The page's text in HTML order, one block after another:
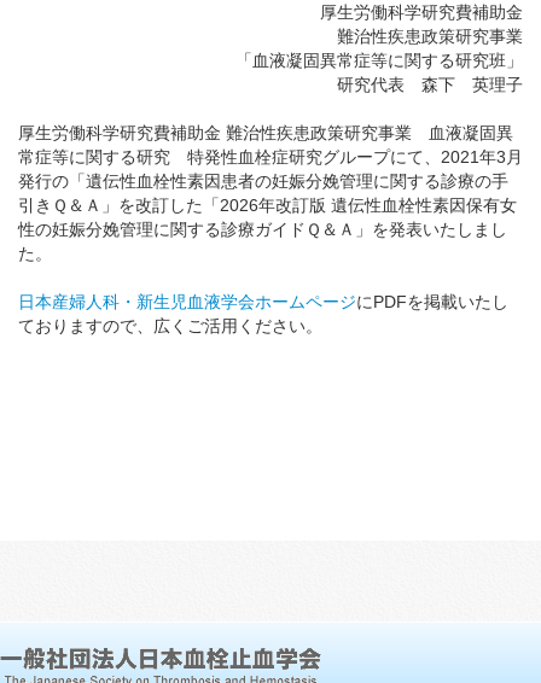
日本語
厚生労働科学研究費補助金
難治性疾患政策研究事業
「血液凝固異常症等に関する研究班」
研究代表 森下 英理子
厚生労働科学研究費補助金 難治性疾患政策研究事業 血液凝固異
常症等に関する研究 特発性血栓症研究グループにて、2021年3月
発行の「遺伝性血栓性素因患者の妊娠分娩管理に関する診療の手
引きＱ＆Ａ」を改訂した「2026年改訂版 遺伝性血栓性素因保有女
性の妊娠分娩管理に関する診療ガイドＱ＆Ａ」を発表いたしまし
た。
日本産婦人科・新生児血液学会ホームページにPDFを掲載いたし
ておりますので、広くご活用ください。